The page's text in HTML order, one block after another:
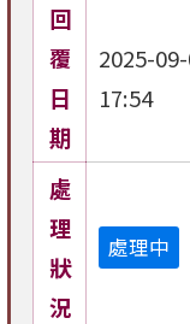
回
覆
日
期
2025-
17:54
處
理
狀
況
處理中